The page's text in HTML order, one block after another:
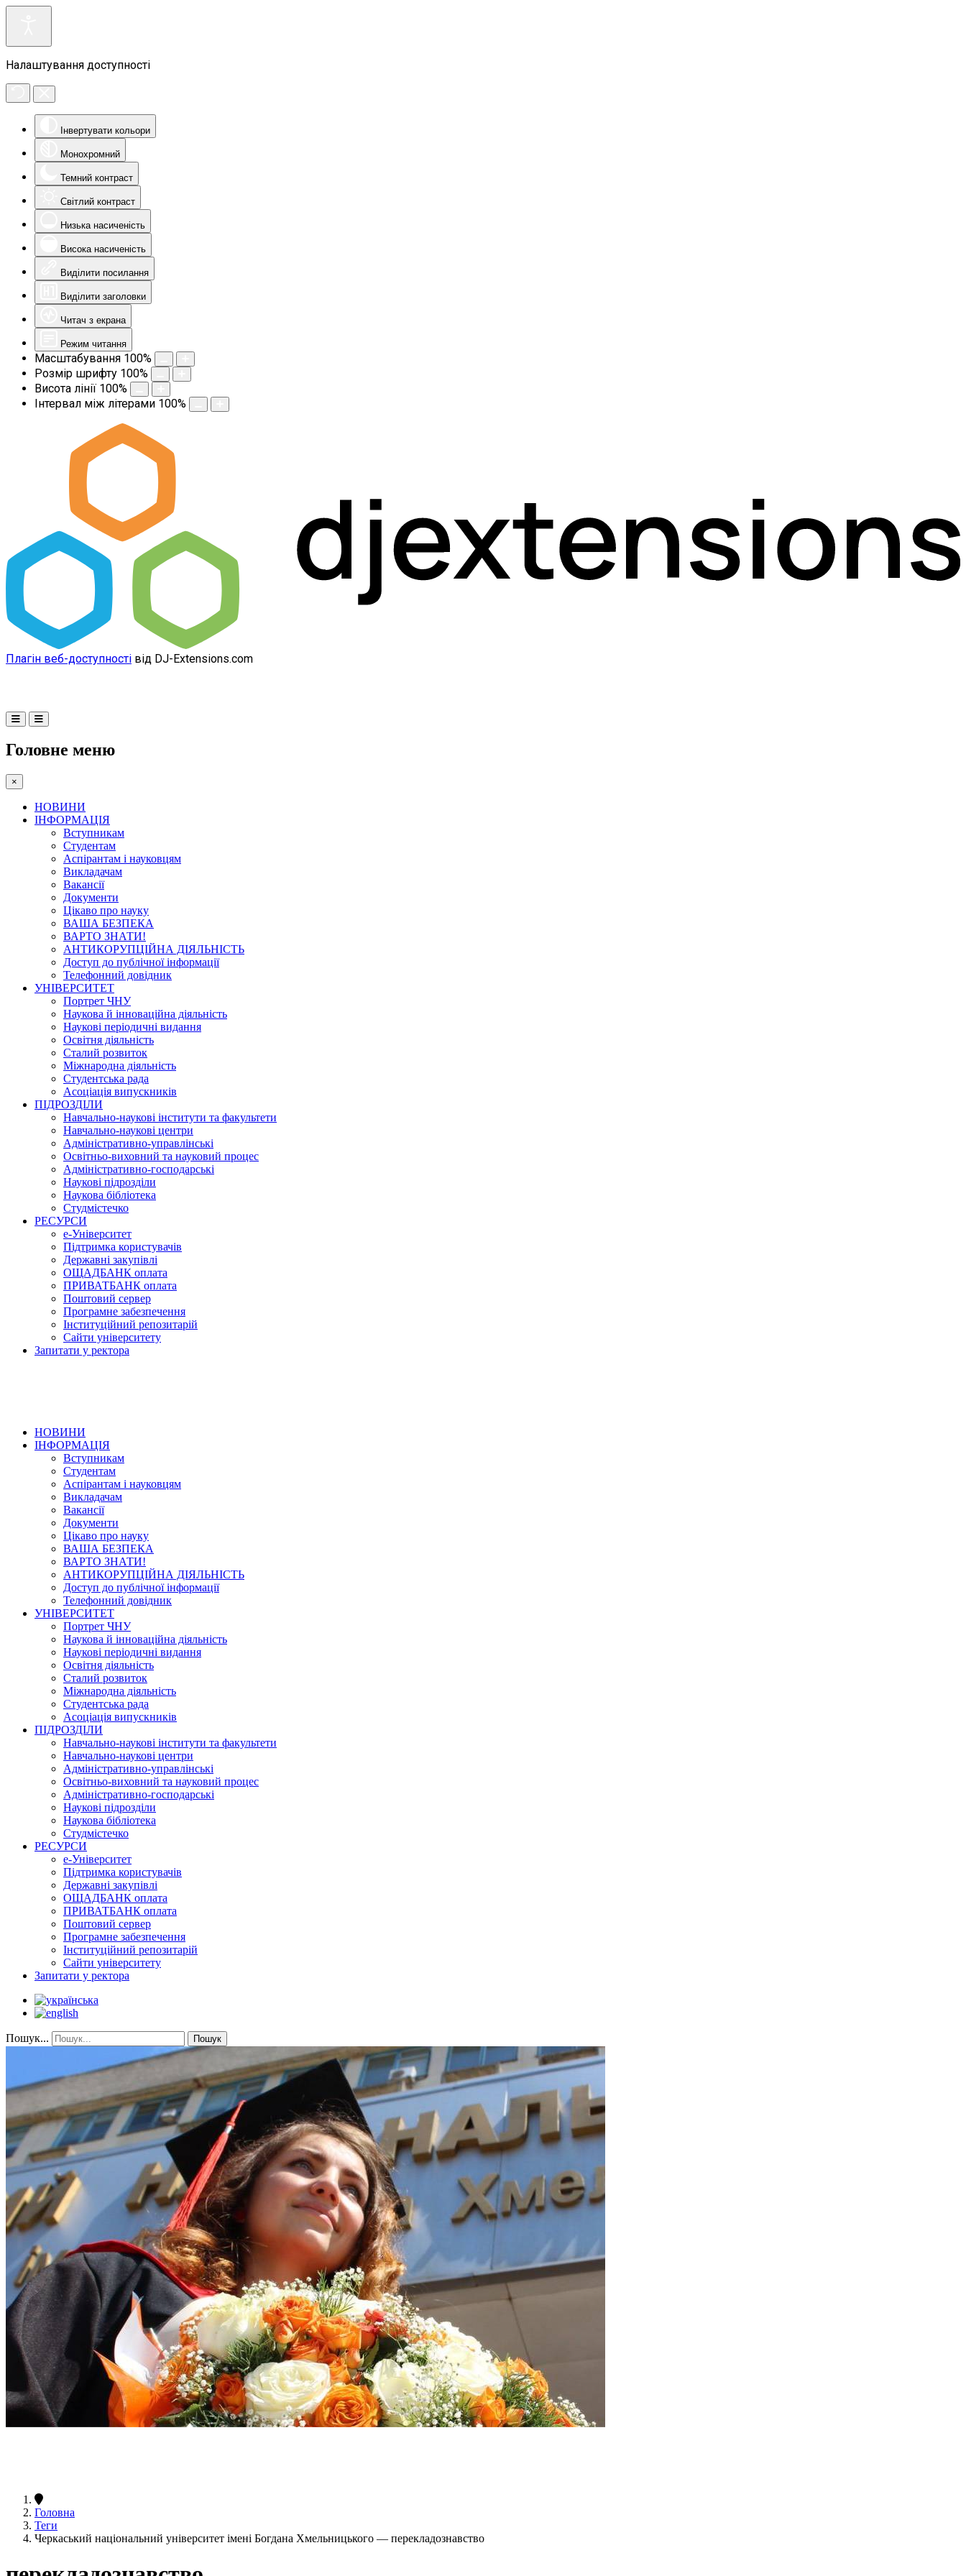
Налаштування доступності
Інвертувати кольори
Монохромний
Темний контраст
Світлий контраст
Низька насиченість
Висока насиченість
Виділити посилання
Виділити заголовки
Читач з екрана
Режим читання
Масштабування 100%
Розмір шрифту 100%
Висота лінії 100%
Інтервал між літерами 100%
Плагін веб-доступності від DJ-Extensions.com
Головне меню
×
НОВИНИ
ІНФОРМАЦІЯ
Вступникам
Студентам
Аспірантам і науковцям
Викладачам
Вакансії
Документи
Цікаво про науку
ВАША БЕЗПЕКА
ВАРТО ЗНАТИ!
АНТИКОРУПЦІЙНА ДІЯЛЬНІСТЬ
Доступ до публічної інформації
Телефонний довідник
УНІВЕРСИТЕТ
Портрет ЧНУ
Наукова й інноваційна діяльність
Наукові періодичні видання
Освітня діяльність
Сталий розвиток
Міжнародна діяльність
Студентська рада
Асоціація випускників
ПІДРОЗДІЛИ
Навчально-наукові інститути та факультети
Навчально-наукові центри
Адміністративно-управлінські
Освітньо-виховний та науковий процес
Адміністративно-господарські
Наукові підрозділи
Наукова бібліотека
Студмістечко
РЕСУРСИ
е-Університет
Підтримка користувачів
Державні закупівлі
ОЩАДБАНК оплата
ПРИВАТБАНК оплата
Поштовий сервер
Програмне забезпечення
Інституційний репозитарій
Сайти університету
Запитати у ректора
НОВИНИ
ІНФОРМАЦІЯ
Вступникам
Студентам
Аспірантам і науковцям
Викладачам
Вакансії
Документи
Цікаво про науку
ВАША БЕЗПЕКА
ВАРТО ЗНАТИ!
АНТИКОРУПЦІЙНА ДІЯЛЬНІСТЬ
Доступ до публічної інформації
Телефонний довідник
УНІВЕРСИТЕТ
Портрет ЧНУ
Наукова й інноваційна діяльність
Наукові періодичні видання
Освітня діяльність
Сталий розвиток
Міжнародна діяльність
Студентська рада
Асоціація випускників
ПІДРОЗДІЛИ
Навчально-наукові інститути та факультети
Навчально-наукові центри
Адміністративно-управлінські
Освітньо-виховний та науковий процес
Адміністративно-господарські
Наукові підрозділи
Наукова бібліотека
Студмістечко
РЕСУРСИ
е-Університет
Підтримка користувачів
Державні закупівлі
ОЩАДБАНК оплата
ПРИВАТБАНК оплата
Поштовий сервер
Програмне забезпечення
Інституційний репозитарій
Сайти університету
Запитати у ректора
Пошук... Пошук
Головна
Теги
Черкаський національний університет імені Богдана Хмельницького — перекладознавство